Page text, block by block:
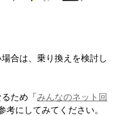
合は、乗り換えを検討し
ため「みんなのネット回
考にしてみてください。